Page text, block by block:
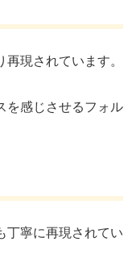
現されています。
を感じさせるフォル
丁寧に再現されてい